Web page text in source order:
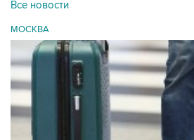
Все новости
МОСКВА